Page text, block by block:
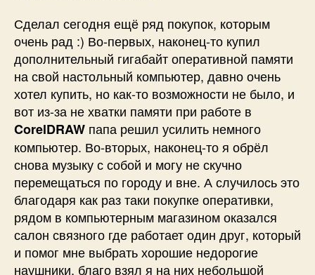
Сделал сегодня ещё ряд покупок, которым
очень рад :) Во-первых, наконец-то купил
дополнительный гигабайт оперативной памяти
на свой настольный компьютер, давно очень
хотел купить, но как-то возможности не было, и
вот из-за не хватки памяти при работе в
CorelDRAW папа решил усилить немного
компьютер. Во-вторых, наконец-то я обрёл
снова музыку с собой и могу не скучно
перемещаться по городу и вне. А случилось это
благодаря как раз таки покупке оперативки,
рядом в компьютерным магазином оказался
салон связного где работает один друг, который
и помог мне выбрать хорошие недорогие
наушники, благо взял я на них небольшой